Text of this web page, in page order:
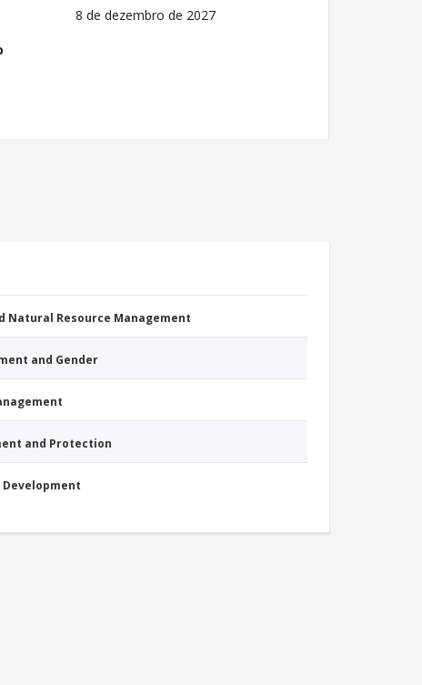
8 de dezembro de 2027
Natural Resource Management
and Gender
and Protection
Development